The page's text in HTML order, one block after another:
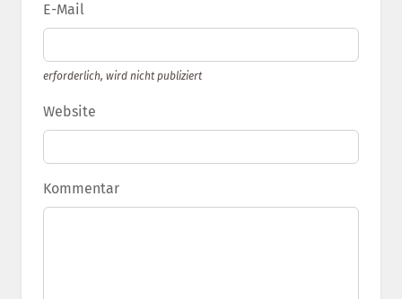
E-Mail
erforderlich, wird nicht publiziert
Website
Kommentar